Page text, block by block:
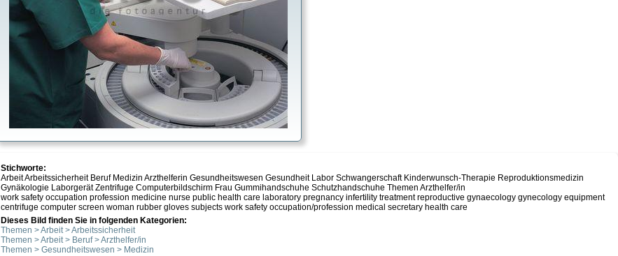
Stichworte:
Arbeit Arbeitssicherheit Beruf Medizin Arzthelferin Gesundheitswesen Gesundheit Labor Schwangerschaft Kinderwunsch-Therapie Reproduktionsmedizin
Gynäkologie Laborgerät Zentrifuge Computerbildschirm Frau Gummihandschuhe Schutzhandschuhe Themen Arzthelfer/in
work safety occupation profession medicine nurse public health care laboratory pregnancy infertility treatment reproductive gynaecology gynecology equipment
centrifuge computer screen woman rubber gloves subjects work safety occupation/profession medical secretary health care
Dieses Bild finden Sie in folgenden Kategorien:
Themen > Arbeit > Arbeitssicherheit
Themen > Arbeit > Beruf > Arzthelfer/in
Themen > Gesundheitswesen > Medizin